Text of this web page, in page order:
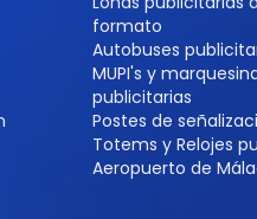
formato
Autobuses
MUPI's y
publicitarias
Postes de
Totems y Relojes
Aeropuerto de